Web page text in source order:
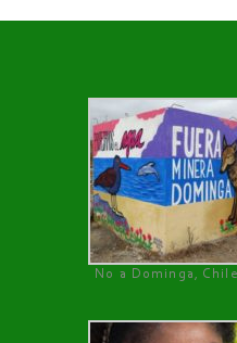
No a Dominga, Chile